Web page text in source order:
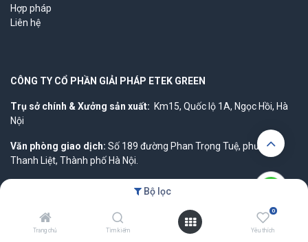
Bộ lọc
Trang chủ Tìm kiếm
0
Yêu thích
Hợp pháp
Liên hệ
CÔNG TY CỔ PHẦN GIẢI PHÁP ETEK GREEN
Trụ sở chính & Xưởng sản xuất: Km15, Quốc lộ 1A, Ngọc Hồi, Hà
Nội
Văn phòng giao dịch: Số 189 đường Phan Trọng Tuệ, phường
Thanh Liệt, Thành phố Hà Nội.